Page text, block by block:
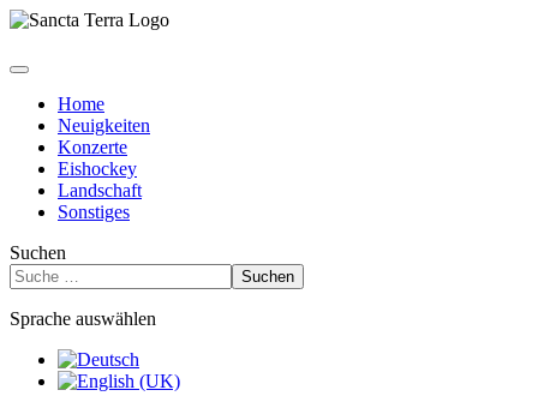
Home
Neuigkeiten
Konzerte
Eishockey
Landschaft
Sonstiges
Suchen
Suchen
Sprache auswählen